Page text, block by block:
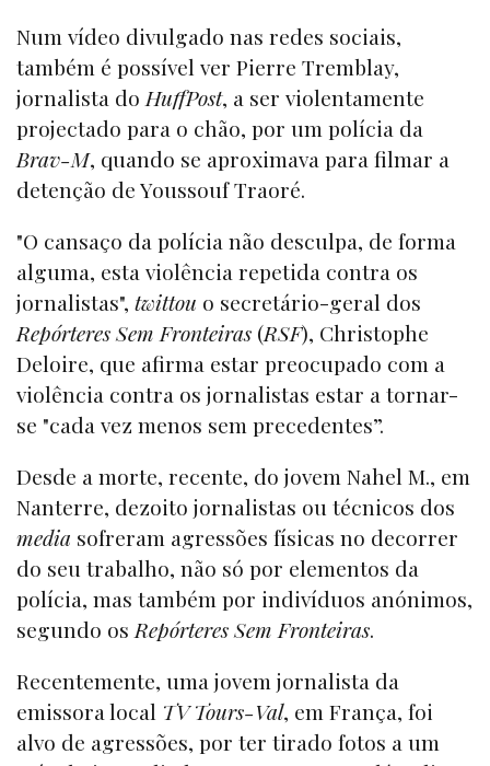
Num vídeo divulgado nas redes sociais,
também é possível ver Pierre Tremblay,
jornalista do HuffPost, a ser violentamente
projectado para o chão, por um polícia da
Brav-M, quando se aproximava para filmar a
detenção de Youssouf Traoré.
"O cansaço da polícia não desculpa, de forma
alguma, esta violência repetida contra os
jornalistas", twittou o secretário-geral dos
Repórteres Sem Fronteiras (RSF), Christophe
Deloire, que afirma estar preocupado com a
violência contra os jornalistas estar a tornar-
se "cada vez menos sem precedentes”.
Desde a morte, recente, do jovem Nahel M., em
Nanterre, dezoito jornalistas ou técnicos dos
media sofreram agressões físicas no decorrer
do seu trabalho, não só por elementos da
polícia, mas também por indivíduos anónimos,
segundo os Repórteres Sem Fronteiras.
Recentemente, uma jovem jornalista da
emissora local TV Tours-Val, em França, foi
alvo de agressões, por ter tirado fotos a um